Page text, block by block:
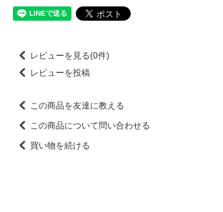
レビューを見る(0件)
レビューを投稿
この商品を友達に教える
この商品について問い合わせる
買い物を続ける